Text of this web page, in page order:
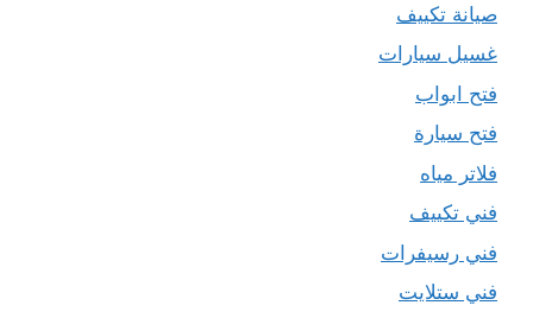
صيانة تكييف
غسيل سيارات
فتح ابواب
فتح سيارة
فلاتر مياه
فني تكييف
فني رسيفرات
فني ستلايت